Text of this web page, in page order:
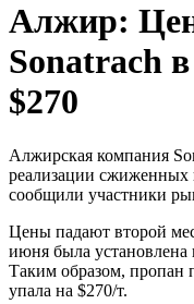
Алжир:
Sonatrach
$270
Алжирская компания
реализации сжиженных
сообщили участники
Цены падают второй
июня была установлена
Таким образом, пропан
упала на $270/т.